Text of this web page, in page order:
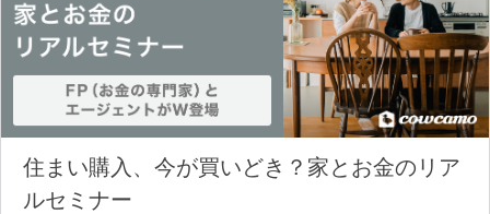
住まい購入、今が買いどき？家とお金のリア
ルセミナー